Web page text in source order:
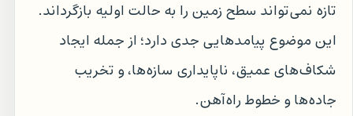
تازه نمی‌تواند سطح زمین را به حالت اولیه بازگرداند.
این موضوع پیامدهایی جدی دارد؛ از جمله ایجاد
شکاف‌های عمیق، ناپایداری سازه‌ها، و تخریب
جاده‌ها و خطوط راه‌آهن.